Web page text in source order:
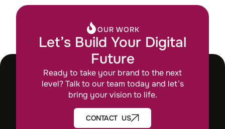
OUR WORK
Let’s Build Your Digital
Future
Ready to take your brand to the next
level? Talk to our team today and let’s
bring your vision to life.
CONTACT US